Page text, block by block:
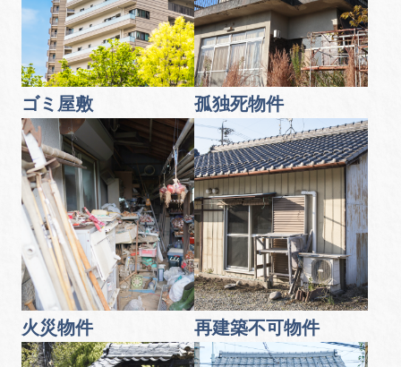
ゴミ屋敷 孤独死物件
火災物件 再建築不可物件